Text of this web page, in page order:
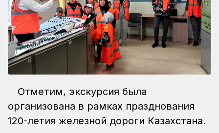
Отметим, экскурсия была
организована в рамках празднования
120-летия железной дороги Казахстана.